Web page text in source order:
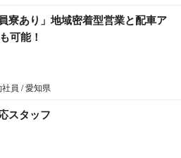
寮あり」地域密着型営業と配車ア
可能！
員 / 愛知県
スタッフ